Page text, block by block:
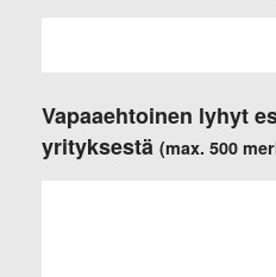
Vapaaehtoinen lyhyt
yrityksestä (max. 500